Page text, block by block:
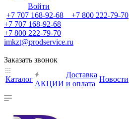
Войти
+7 707 168-92-68 +7 800 222-79-70
+7 707 168-92-68
+7 800 222-79-70
imkzt@prodservice.ru
Заказать звонок
Каталог
АКЦИИ
Доставка
и оплата
Новости